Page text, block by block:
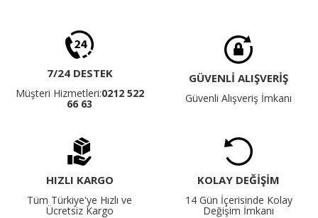
7/24 DESTEK
Müşteri Hizmetleri:0212 522
66 63
GÜVENLİ ALIŞVERİŞ
Güvenli Alışveriş İmkanı
HIZLI KARGO
Tüm Türkiye'ye Hızlı ve
Ücretsiz Kargo
KOLAY DEĞİŞİM
14 Gün İçerisinde Kolay
Değişim İmkanı